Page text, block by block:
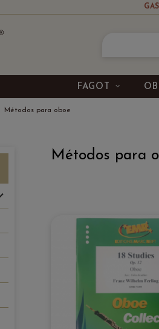
FAGOT
Métodos para oboe
Métodos para